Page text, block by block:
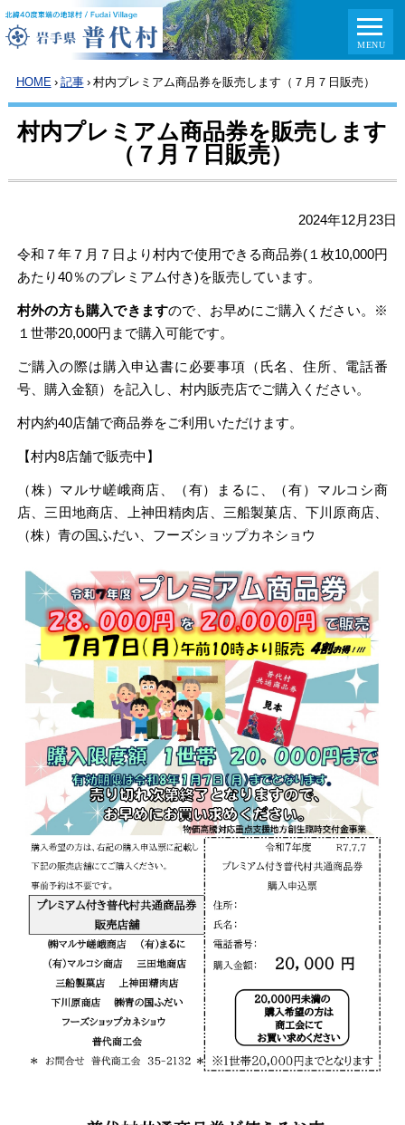
HOME › 記事 › 村内プレミアム商品券を販売します（７月７日販売）
村内プレミアム商品券を販売します
（７月７日販売）
2024年12月23日
令和７年７月７日より村内で使用できる商品券(１枚10,000円
あたり40％のプレミアム付き)を販売しています。
村外の方も購入できますので、お早めにご購入ください。※
１世帯20,000円まで購入可能です。
ご購入の際は購入申込書に必要事項（氏名、住所、電話番
号、購入金額）を記入し、村内販売店でご購入ください。
村内約40店舗で商品券をご利用いただけます。
【村内8店舗で販売中】
（株）マルサ嵯峨商店、（有）まるに、（有）マルコシ商
店、三田地商店、上神田精肉店、三船製菓店、下川原商店、
（株）青の国ふだい、フーズショップカネショウ